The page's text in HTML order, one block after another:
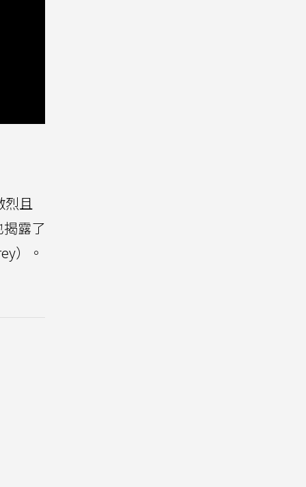
烈且
露了
）。